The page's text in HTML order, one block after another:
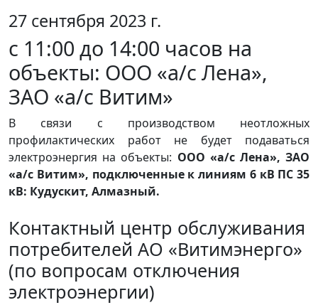
27 сентября 2023 г.
с 11:00 до 14:00 часов на
объекты: ООО «а/с Лена»,
ЗАО «а/с Витим»
В связи с производством неотложных
профилактических работ не будет подаваться
электроэнергия на объекты: ООО «а/с Лена», ЗАО
«а/с Витим», подключенные к линиям 6 кВ ПС 35
кВ: Кудускит, Алмазный.
Контактный центр обслуживания
потребителей АО «Витимэнерго»
(по вопросам отключения
электроэнергии)